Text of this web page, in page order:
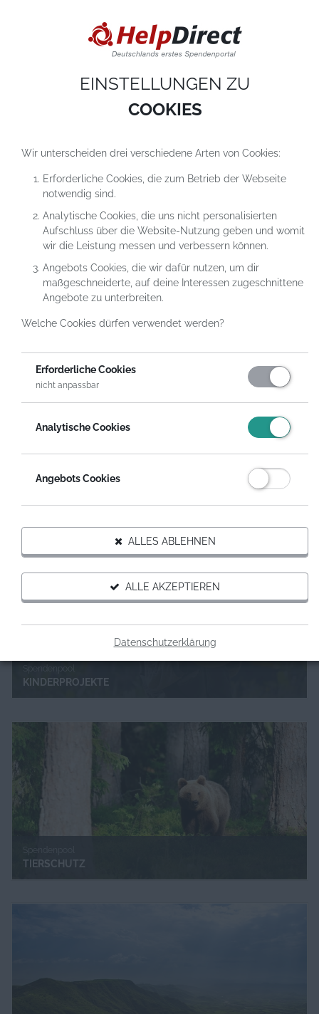
Cookies sind kleine Textdateien, die auf einem Computer heruntergeladen
sobald du unsere Website nutzt. Cookies setzen wir hauptsächlich dazu ein,
du unser Angebot richtig nutzen kannst. Mehr erfährst du in
SPENDENPOOLS
HelpDirect Spenden an Hilfsprojekte
10
SPENDENPOOLS
Du möchtest mit deiner Spende möglichst viele Hilfsprojekte
eines Themas unterstützen? HelpDirect bündelt für dich die
wichtigsten Themenprojekte in Spendenpools. So erreicht deine
Spendenpool
KINDERPROJEKTE
TIERSCHUTZ
EINSTELLUNGEN ZU
COOKIES
Wir unterscheiden drei verschiedene Arten von Cookies:
Erforderliche Cookies, die zum Betrieb der Webseite
notwendig sind.
Analytische Cookies, die uns nicht personalisierten
Aufschluss über die Website-Nutzung geben und womit
wir die Leistung messen und verbessern können.
Angebots Cookies, die wir dafür nutzen, um dir
maßgeschneiderte, auf deine Interessen zugeschnittene
Angebote zu unterbreiten.
Welche Cookies dürfen verwendet werden?
Erforderliche Cookies
nicht anpassbar
Analytische Cookies
Angebots Cookies
ALLES ABLEHNEN
ALLE AKZEPTIEREN
Datenschutzerklärung